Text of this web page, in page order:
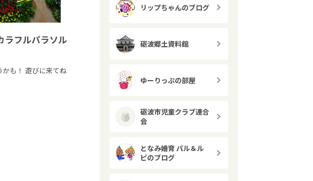
ラフルパラソル
かも！ 遊びに来てね
リップちゃんのブログ
砺波郷土資料館
ゆーりっぷの部屋
砺波市児童クラブ連合
会
となみ婚育 パル＆ル
ピのブログ